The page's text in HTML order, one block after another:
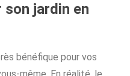
jardin en
bénéfique pour vos